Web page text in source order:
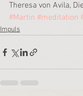
Theresa von Avila,
#Martin #meditation
Impuls